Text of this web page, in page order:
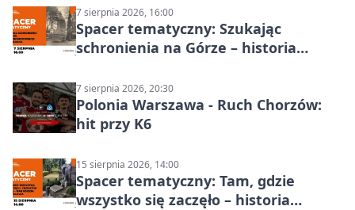
7 sierpnia 2026, 16:00
Spacer tematyczny: Szukając
schronienia na Górze – historia
7 sierpnia 2026, 20:30
Polonia Warszawa - Ruch Chorzów:
hit przy K6
15 sierpnia 2026, 14:00
Spacer tematyczny: Tam, gdzie
wszystko się zaczęło – historia